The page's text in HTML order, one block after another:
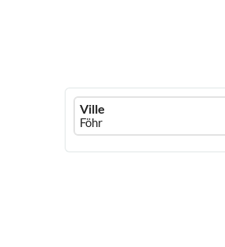
Ferienhausmiete
logo
Ville